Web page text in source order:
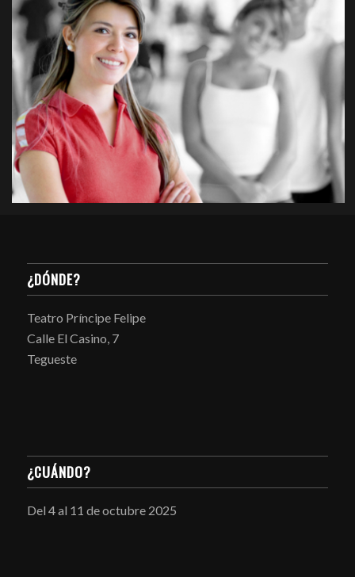
¿DÓNDE?
Teatro Príncipe Felipe
Calle El Casino, 7
Tegueste
¿CUÁNDO?
Del 4 al 11 de octubre 2025